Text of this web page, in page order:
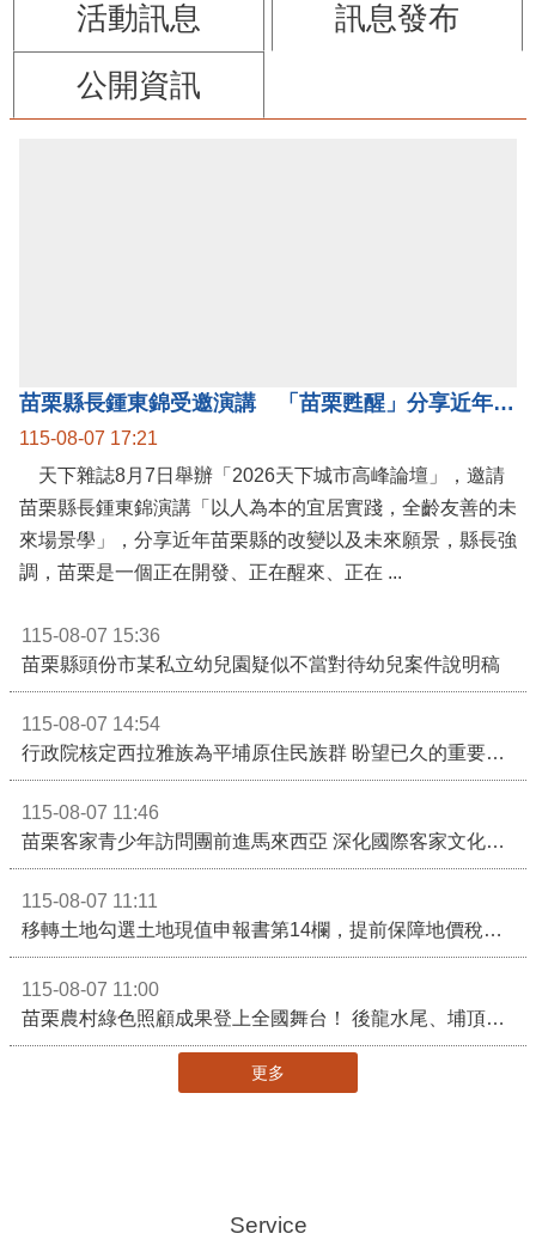
活動訊息
訊息發布
公開資訊
苗栗縣長鍾東錦受邀演講 「苗栗甦醒」分享近年轉變
115-08-07 17:21
天下雜誌8月7日舉辦「2026天下城市高峰論壇」，邀請
苗栗縣長鍾東錦演講「以人為本的宜居實踐，全齡友善的未
來場景學」，分享近年苗栗縣的改變以及未來願景，縣長強
調，苗栗是一個正在開發、正在醒來、正在 ...
115-08-07 15:36
苗栗縣頭份市某私立幼兒園疑似不當對待幼兒案件說明稿
115-08-07 14:54
行政院核定西拉雅族為平埔原住民族群 盼望已久的重要時刻到來！8月13日起受理民族成員名冊登記
115-08-07 11:46
苗栗客家青少年訪問團前進馬來西亞 深化國際客家文化交流
115-08-07 11:11
移轉土地勾選土地現值申報書第14欄，提前保障地價稅節稅權益
115-08-07 11:00
苗栗農村綠色照顧成果登上全國舞台！ 後龍水尾、埔頂社區前進2026高齡健康產業博覽會
更多